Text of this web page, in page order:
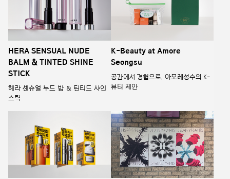
HERA SENSUAL NUDE
BALM & TINTED SHINE
STICK
헤라 센슈얼 누드 밤 & 틴티드 샤인
스틱
K-Beauty at Amore
Seongsu
공간에서 경험으로, 아모레성수의 K-
뷰티 제안